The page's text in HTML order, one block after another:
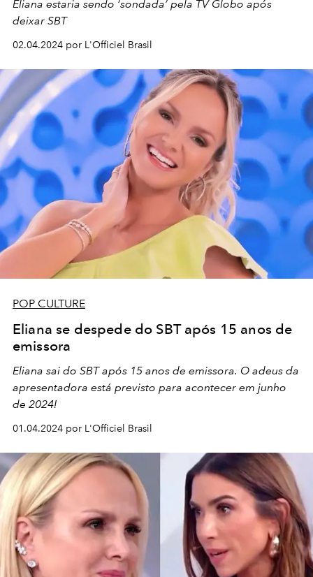
Eliana estaria sendo ‘sondada’ pela TV Globo após
deixar SBT
02.04.2024 por L'Officiel Brasil
POP CULTURE
Eliana se despede do SBT após 15 anos de
emissora
Eliana sai do SBT após 15 anos de emissora. O adeus da
apresentadora está previsto para acontecer em junho
de 2024!
01.04.2024 por L'Officiel Brasil